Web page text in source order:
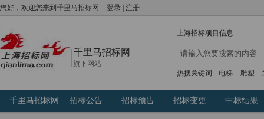
您好，欢迎您来到千里马招标网 登录 注册
千里马招标网
旗下网站
上海招标项目信息
热搜关键词: 电梯 雕塑
千里马招标网 招标公告 招标预告 招标变更 中标结果